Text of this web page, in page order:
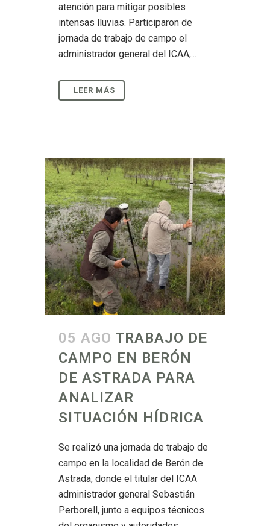
atención para mitigar posibles
intensas lluvias. Participaron de
jornada de trabajo de campo el
administrador general del ICAA,...
05 AGO TRABAJO DE
CAMPO EN BERÓN
DE ASTRADA PARA
ANALIZAR
SITUACIÓN HÍDRICA
Se realizó una jornada de trabajo de
campo en la localidad de Berón de
Astrada, donde el titular del ICAA
administrador general Sebastián
Perborell, junto a equipos técnicos